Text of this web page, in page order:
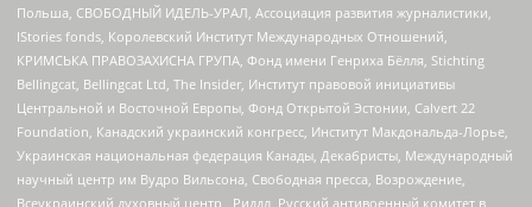
Польша, СВОБОДНЫЙ ИДЕЛЬ-УРАЛ, Ассоциация развития журналистики,
IStories fonds, Королевский Институт Международных Отношений,
КРИМСЬКА ПРАВОЗАХИСНА ГРУПА, Фонд имени Генриха Бёлля, Stichting
Bellingcat, Bellingcat Ltd, The Insider, Институт правовой инициативы
Центральной и Восточной Европы, Фонд Открытой Эстонии, Calvert 22
Foundation, Канадский украинский конгресс, Институт Макдональда-Лорье,
Украинская национальная федерация Канады, Декабристы, Международный
научный центр им Вудро Вильсона, Свободная пресса, Возрождение,
Всеукраинский духовный центр , Риддл, Русский антивоенный комитет в